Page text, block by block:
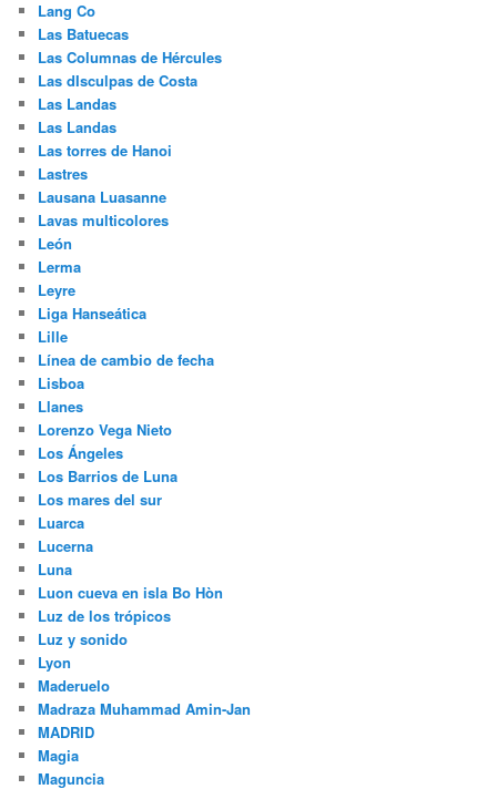
Lang Co
Las Batuecas
Las Columnas de Hércules
Las dIsculpas de Costa
Las Landas
Las Landas
Las torres de Hanoi
Lastres
Lausana Luasanne
Lavas multicolores
León
Lerma
Leyre
Liga Hanseática
Lille
Línea de cambio de fecha
Lisboa
Llanes
Lorenzo Vega Nieto
Los Ángeles
Los Barrios de Luna
Los mares del sur
Luarca
Lucerna
Luna
Luon cueva en isla Bo Hòn
Luz de los trópicos
Luz y sonido
Lyon
Maderuelo
Madraza Muhammad Amin-Jan
MADRID
Magia
Maguncia